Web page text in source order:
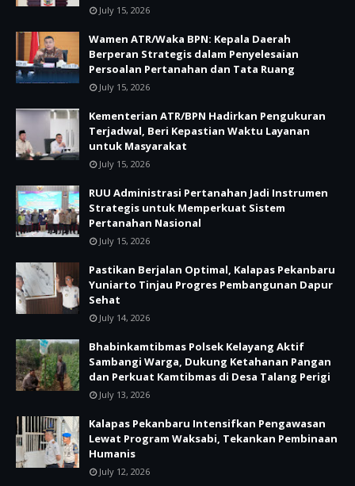
July 15, 2026
Wamen ATR/Waka BPN: Kepala Daerah
Berperan Strategis dalam Penyelesaian
Persoalan Pertanahan dan Tata Ruang
July 15, 2026
Kementerian ATR/BPN Hadirkan Pengukuran
Terjadwal, Beri Kepastian Waktu Layanan
untuk Masyarakat
July 15, 2026
RUU Administrasi Pertanahan Jadi Instrumen
Strategis untuk Memperkuat Sistem
Pertanahan Nasional
July 15, 2026
Pastikan Berjalan Optimal, Kalapas Pekanbaru
Yuniarto Tinjau Progres Pembangunan Dapur
Sehat
July 14, 2026
Bhabinkamtibmas Polsek Kelayang Aktif
Sambangi Warga, Dukung Ketahanan Pangan
dan Perkuat Kamtibmas di Desa Talang Perigi
July 13, 2026
Kalapas Pekanbaru Intensifkan Pengawasan
Lewat Program Waksabi, Tekankan Pembinaan
Humanis
July 12, 2026